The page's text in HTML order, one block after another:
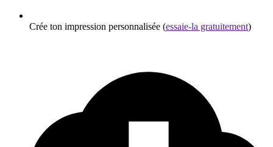
Crée ton impression personnalisée (essaie-la gratuitement)